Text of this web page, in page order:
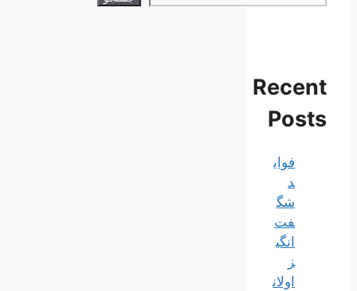
Recent
Posts
فوای
د
شگ
فت‌
انگی
ز
اولان